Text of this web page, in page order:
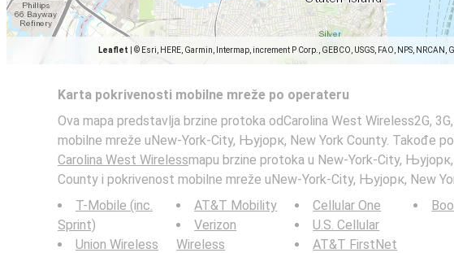
Leaflet © Esri, HERE, Garmin, Intermap, increment P Corp., GEBCO, USGS, FAO, NPS,
Karta pokrivenosti mobilne mreže po operateru
Ova mapa predstavlja brzine protoka odCarolina West Wireless2G, 3G,
mobilne mreže uNew-York-City, Њујорк, New York County. Takođe
Carolina West Wirelessmapu brzine protoka u New-York-City,
County i pokrivenost mobilne mreže uNew-York-City, Њујорк, New
T-Mobile (inc.
Sprint)
Union Wireless
AT&T Mobility
Verizon
Wireless
Cellular One
U.S. Cellular
AT&T FirstNet